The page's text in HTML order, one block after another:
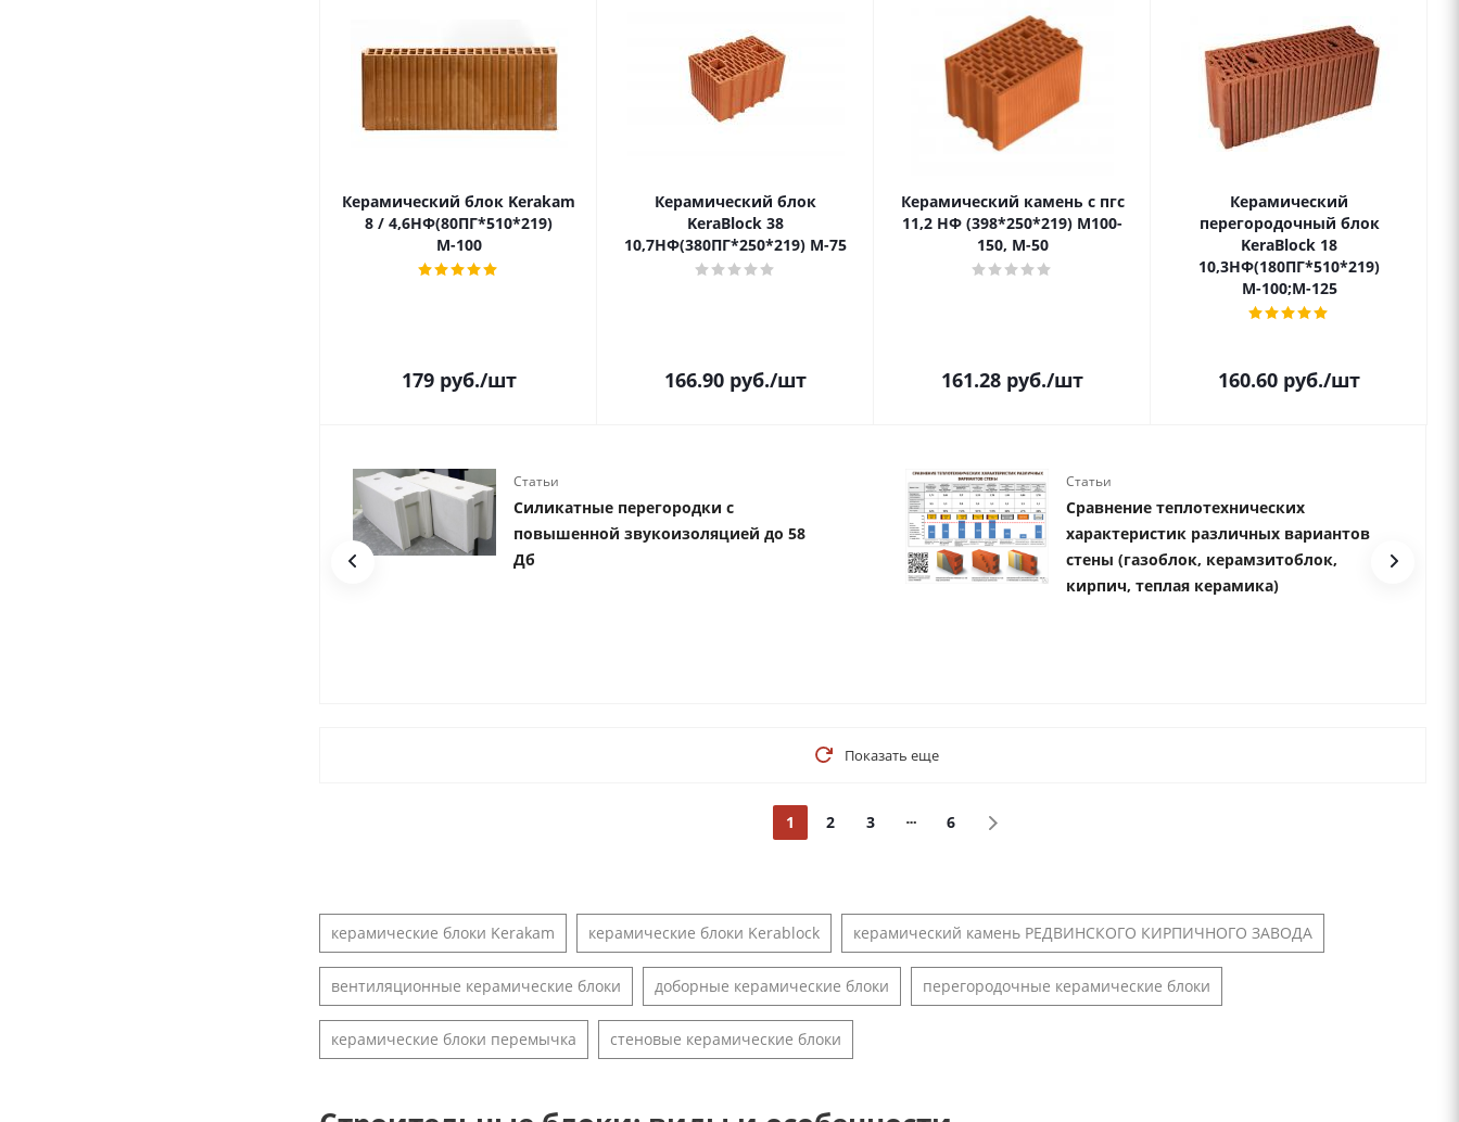
Статьи
Силикатные перегородки с
повышенной звукоизоляцией до 58
Дб
Статьи
Сравнение теплотехнических
характеристик различных вариантов
стены (газоблок, керамзитоблок,
кирпич, теплая керамика)
Керамический блок Kerakam
8 / 4,6НФ(80ПГ*510*219)
М-100
179руб./шт
Керамический блок
KeraBlock 38
10,7НФ(380ПГ*250*219) М-75
166.90 руб./шт
Керамический камень с пгс
11,2 НФ (398*250*219) М100-
150, М-50
161.28 руб./шт
Керамический
перегородочный блок
KeraBlock 18
10,3НФ(180ПГ*510*219)
М-100;М-125
160.60 руб./шт
Показать еще
1 2 3 6
керамические блоки Kerakam керамические блоки Kerablock керамический камень РЕДВИНСКОГО КИРПИЧНОГО ЗАВОДА
вентиляционные керамические блоки доборные керамические блоки перегородочные керамические блоки
керамические блоки перемычка стеновые керамические блоки